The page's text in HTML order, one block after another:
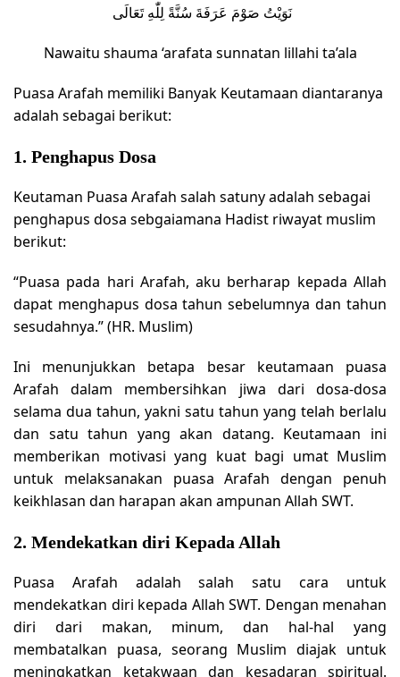
نَوَيْتُ صَوْمَ عَرَفَةَ سُنَّةً لِلّٰهِ تَعَالَى
Nawaitu shauma ‘arafata sunnatan lillahi ta’ala
Puasa Arafah memiliki Banyak Keutamaan diantaranya
adalah sebagai berikut:
1. Penghapus Dosa
Keutaman Puasa Arafah salah satuny adalah sebagai
penghapus dosa sebgaiamana Hadist riwayat muslim
berikut:
“Puasa pada hari Arafah, aku berharap kepada Allah
dapat menghapus dosa tahun sebelumnya dan tahun
sesudahnya.” (HR. Muslim)
Ini menunjukkan betapa besar keutamaan puasa
Arafah dalam membersihkan jiwa dari dosa-dosa
selama dua tahun, yakni satu tahun yang telah berlalu
dan satu tahun yang akan datang. Keutamaan ini
memberikan motivasi yang kuat bagi umat Muslim
untuk melaksanakan puasa Arafah dengan penuh
keikhlasan dan harapan akan ampunan Allah SWT.
2. Mendekatkan diri Kepada Allah
Puasa Arafah adalah salah satu cara untuk
mendekatkan diri kepada Allah SWT. Dengan menahan
diri dari makan, minum, dan hal-hal yang
membatalkan puasa, seorang Muslim diajak untuk
meningkatkan ketakwaan dan kesadaran spiritual.